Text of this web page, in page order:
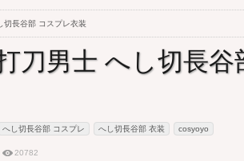
長谷部 コスプレ衣装
刀男士 へし切長
へし切長谷部 コスプレ へし切長谷部 衣装 cosyoyo
20782